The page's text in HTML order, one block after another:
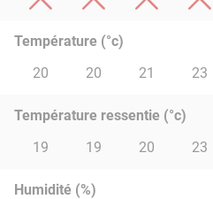
Température (°c)
20
20 21 23
Température ressentie (°c)
19
19 20 23
Humidité (%)